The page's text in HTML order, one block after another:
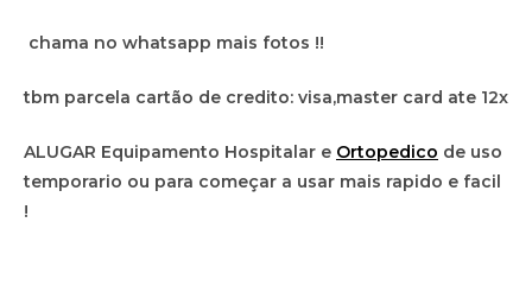
chama no whatsapp mais fotos !!
tbm parcela cartão de credito: visa,master card ate 12x
ALUGAR Equipamento Hospitalar e Ortopedico de uso
temporario ou para começar a usar mais rapido e facil
!